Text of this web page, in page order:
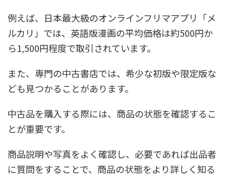
例えば、日本最大級のオンラインフリマアプリ「メ
ルカリ」では、英語版漫画の平均価格は約500円か
ら1,500円程度で取引されています。
また、専門の中古書店では、希少な初版や限定版な
ども見つかることがあります。
中古品を購入する際には、商品の状態を確認するこ
とが重要です。
商品説明や写真をよく確認し、必要であれば出品者
に質問をすることで、商品の状態をより詳しく知る